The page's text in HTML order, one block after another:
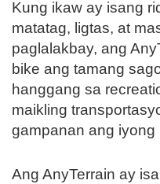
Kung ikaw ay isang
matatag, ligtas, at
paglalakbay, ang
bike ang tamang
hanggang sa
maikling
gampanan ang
Ang AnyTerrain ay